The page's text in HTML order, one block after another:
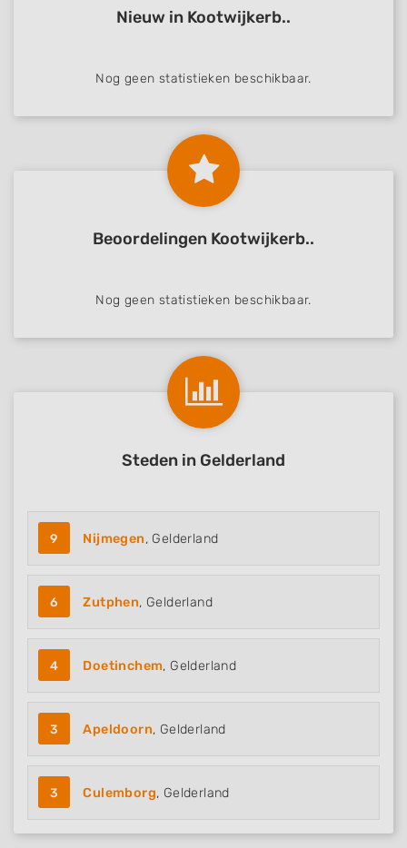
Nieuw in Kootwijkerb..
Nog geen statistieken beschikbaar.
Beoordelingen Kootwijkerb..
Nog geen statistieken beschikbaar.
Steden in Gelderland
9 Nijmegen, Gelderland
6 Zutphen, Gelderland
4 Doetinchem, Gelderland
3 Apeldoorn, Gelderland
3 Culemborg, Gelderland